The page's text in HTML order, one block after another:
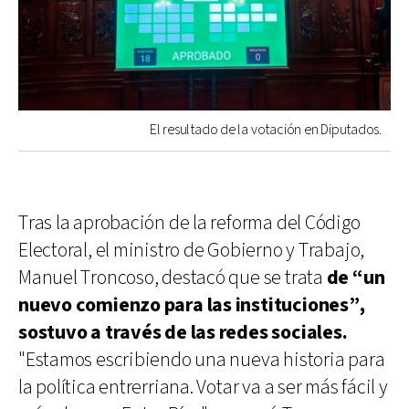
El resultado de la votación en Diputados.
Tras la aprobación de la reforma del Código
Electoral, el ministro de Gobierno y Trabajo,
Manuel Troncoso, destacó que se trata de “un
nuevo comienzo para las instituciones”,
sostuvo a través de las redes sociales.
"Estamos escribiendo una nueva historia para
la política entrerriana. Votar va a ser más fácil y